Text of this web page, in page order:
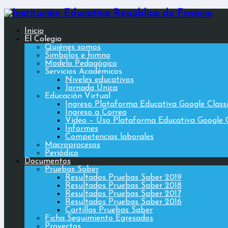
Inicio
El Colegio
Quiénes somos
Simbolos e himno
Modelo Pedagógico
Servicios Académicos
Niveles educativos
Jornada Única
Educación Virtual
Ingreso Plataforma Educativa Google
Ingreso a Correo
Vídeo – Uso Plataforma Educativa Google
Informes
Competencias laborales
Macroprocesos
Periódico
Documentos
Pruebas Saber
Resultados Pruebas Saber 2019
Resultados Pruebas Saber 2018
Resultados Pruebas Saber 2017
Resultados Pruebas Saber 2016
Cartillas Pruebas Saber
Ficha Seguimiento Egresados